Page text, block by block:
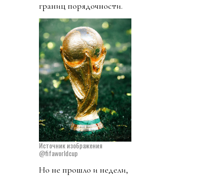
границ порядочности.
Источник изображения
@fifaworldcup
Но не прошло и недели,